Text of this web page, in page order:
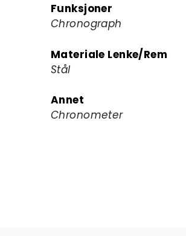
Funksjoner
Chronograph
Materiale Lenke/Rem
Stål
Annet
Chronometer